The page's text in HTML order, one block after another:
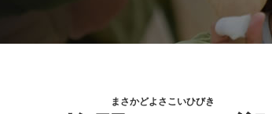
まさかどよさこいひびき